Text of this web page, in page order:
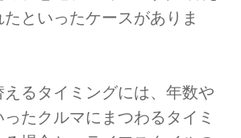
といったケースがありま
えるタイミングには、年数や
たクルマにまつわるタイミ